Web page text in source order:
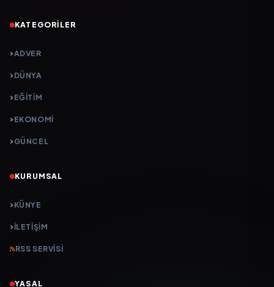
KATEGORILER
ADVER
DÜNYA
EĞİTİM
EKONOMİ
GÜNCEL
KURUMSAL
KÜNYE
İLETIŞIM
RSS SERVISI
YASAL